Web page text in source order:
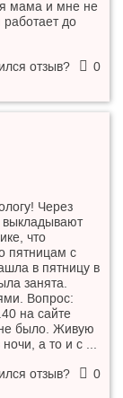
мама и мне не
работает до
отзыв?
0
Через
выкладывают
что
пятницам с
в пятницу в
занята.
Вопрос:
на сайте
было. Живую
а то и с ...
отзыв?
0